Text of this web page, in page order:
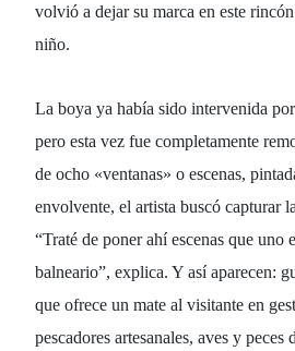
volvió a dejar su marca en este
niño.
La boya ya había sido intervenida
pero esta vez fue completamente
de ocho «ventanas» o escenas,
envolvente, el artista buscó capturar
“Traté de poner ahí escenas que uno
balneario”, explica. Y así aparecen:
que ofrece un mate al visitante en
pescadores artesanales, aves y peces